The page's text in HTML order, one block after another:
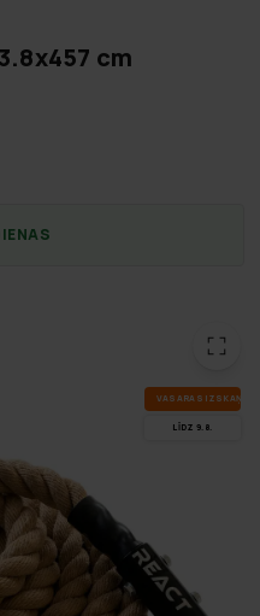
cm
VA­SA­RAS IZ­SKA­ŅA
LĪDZ 9.8.